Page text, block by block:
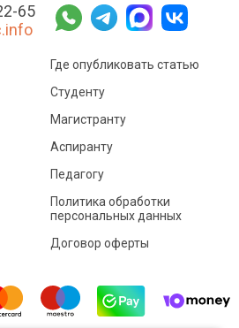
65
Где опубликовать статью
Студенту
Магистранту
Аспиранту
Педагогу
Политика обработки
персональных данных
Договор оферты